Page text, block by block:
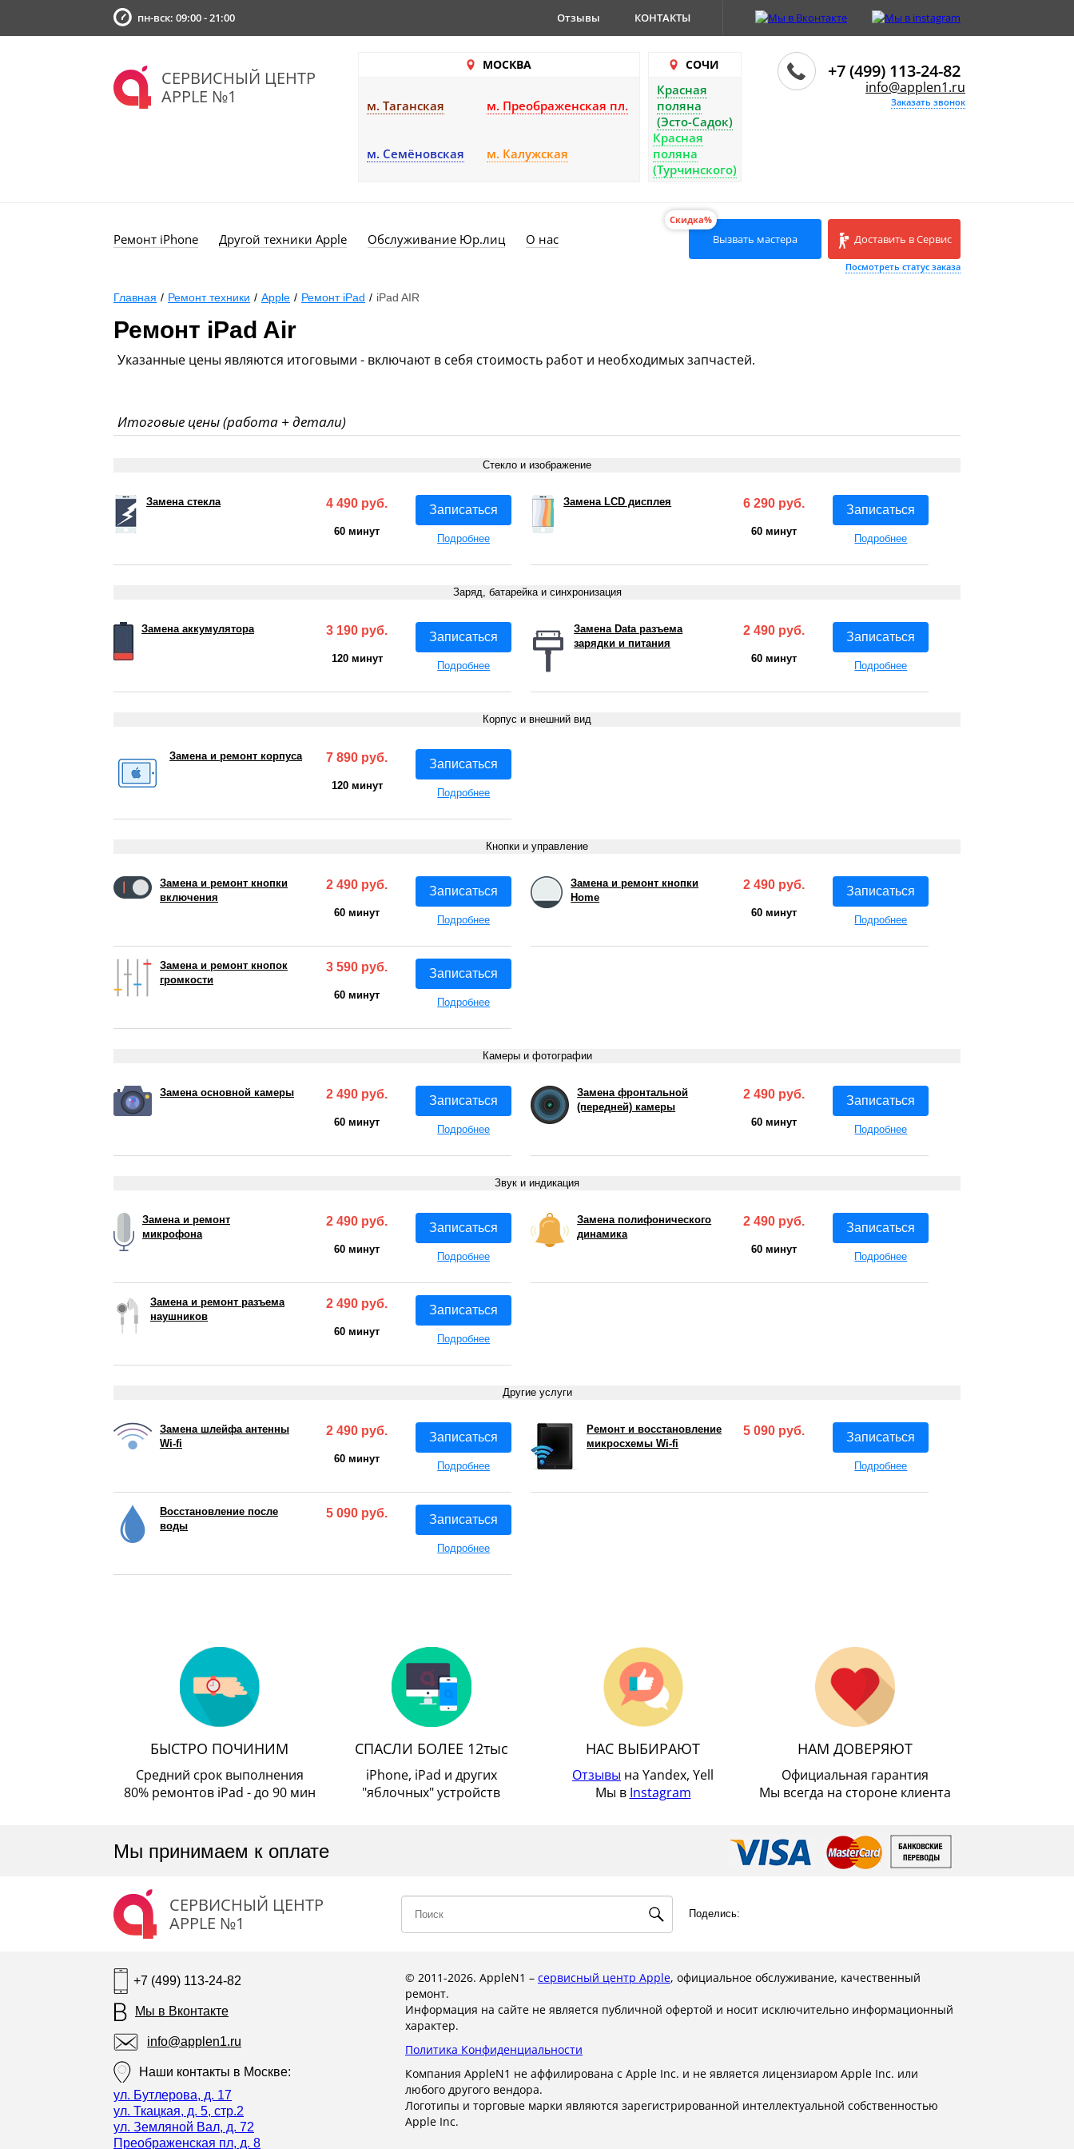
пн-вск: 09:00 - 21:00 Отзывы КОНТАКТЫ
СЕРВИСНЫЙ ЦЕНТР
APPLE №1
МОСКВА
м. Таганская м. Преображенская пл.
м. Семёновская м. Калужская
СОЧИ
Красная
поляна
(Эсто-Садок)
Красная
поляна
(Турчинского)
+7 (499) 113-24-82
info@applen1.ru
Заказать звонок
Ремонт iPhone Другой техники Apple Обслуживание Юр.лиц О нас
Скидка%
Вызвать мастера Доставить в Сервис
Посмотреть статус заказа
Главная / Ремонт техники / Apple / Ремонт iPad / iPad AIR
Ремонт iPad Air
Указанные цены являются итоговыми - включают в себя стоимость работ и необходимых запчастей.
Итоговые цены (работа + детали)
Стекло и изображение
Замена стекла
Записаться
Подробнее
4 490 руб.
60 минут
Замена LCD дисплея
Записаться
Подробнее
6 290 руб.
60 минут
Заряд, батарейка и синхронизация
Замена аккумулятора
Записаться
Подробнее
3 190 руб.
120 минут
Замена Data разъема
зарядки и питания
Записаться
Подробнее
2 490 руб.
60 минут
Корпус и внешний вид
Замена и ремонт корпуса
Записаться
Подробнее
7 890 руб.
120 минут
Кнопки и управление
Замена и ремонт кнопки
включения
Записаться
Подробнее
2 490 руб.
60 минут
Замена и ремонт кнопки
Home
Записаться
Подробнее
2 490 руб.
60 минут
Замена и ремонт кнопок
громкости
Записаться
Подробнее
3 590 руб.
60 минут
Камеры и фотографии
Замена основной камеры
Записаться
Подробнее
2 490 руб.
60 минут
Замена фронтальной
(передней) камеры
Записаться
Подробнее
2 490 руб.
60 минут
Звук и индикация
Замена и ремонт
микрофона
Записаться
Подробнее
2 490 руб.
60 минут
Замена полифонического
динамика
Записаться
Подробнее
2 490 руб.
60 минут
Замена и ремонт разъема
наушников
Записаться
Подробнее
2 490 руб.
60 минут
Другие услуги
Замена шлейфа антенны
Wi-fi
Записаться
Подробнее
2 490 руб.
60 минут
Ремонт и восстановление
микросхемы Wi-fi
Записаться
Подробнее
5 090 руб.
Восстановление после
воды
Записаться
Подробнее
5 090 руб.
БЫСТРО ПОЧИНИМ
Средний срок выполнения
80% ремонтов iPad - до 90 мин
СПАСЛИ БОЛЕЕ 12тыс
iPhone, iPad и других
"яблочных" устройств
НАС ВЫБИРАЮТ
Отзывы на Yandex, Yell
Мы в Instagram
НАМ ДОВЕРЯЮТ
Официальная гарантия
Мы всегда на стороне клиента
Мы принимаем к оплате
СЕРВИСНЫЙ ЦЕНТР
APPLE №1
Поделись:
+7 (499) 113-24-82
Мы в Вконтакте
info@applen1.ru
Наши контакты в Москве:
ул. Бутлерова, д. 17
ул. Ткацкая, д. 5, стр.2
ул. Земляной Вал, д. 72
Преображенская пл, д. 8
© 2011-2026. AppleN1 – сервисный центр Apple, официальное обслуживание, качественный
ремонт.
Информация на сайте не является публичной офертой и носит исключительно информационный
характер.
Политика Конфиденциальности
Компания AppleN1 не аффилирована c Apple Inc. и не является лицензиаром Apple Inc. или
любого другого вендора.
Логотипы и торговые марки являются зарегистрированной интеллектуальной собственностью
Apple Inc.